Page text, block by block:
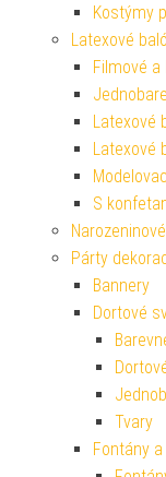
Kostýmy
Latexové
Filmové
Latexové
Latexové
S
Párty
Bannery
Dortové
Tvary
Fontány